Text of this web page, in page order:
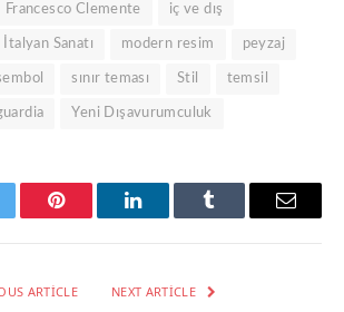
Francesco Clemente iç ve dış
İtalyan Sanatı modern resim peyzaj
sınır teması Stil temsil
Yeni Dışavurumculuk
Pinterest LinkedInTumblr Email
ARTICLE NEXT ARTICLE